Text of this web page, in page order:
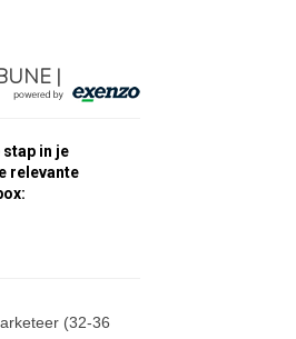
|
stap in je
relevante
(32-36